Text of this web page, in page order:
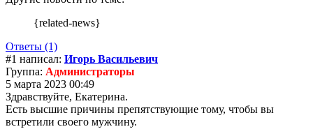
{related-news}
Ответы (1)
#1 написал: Игорь Васильевич
Группа: Администраторы
5 марта 2023 00:49
Здравствуйте, Екатерина.
Есть высшие причины препятствующие тому, чтобы вы
встретили своего мужчину.